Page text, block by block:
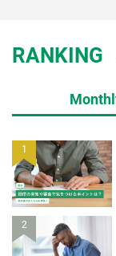
RANKING
1
2